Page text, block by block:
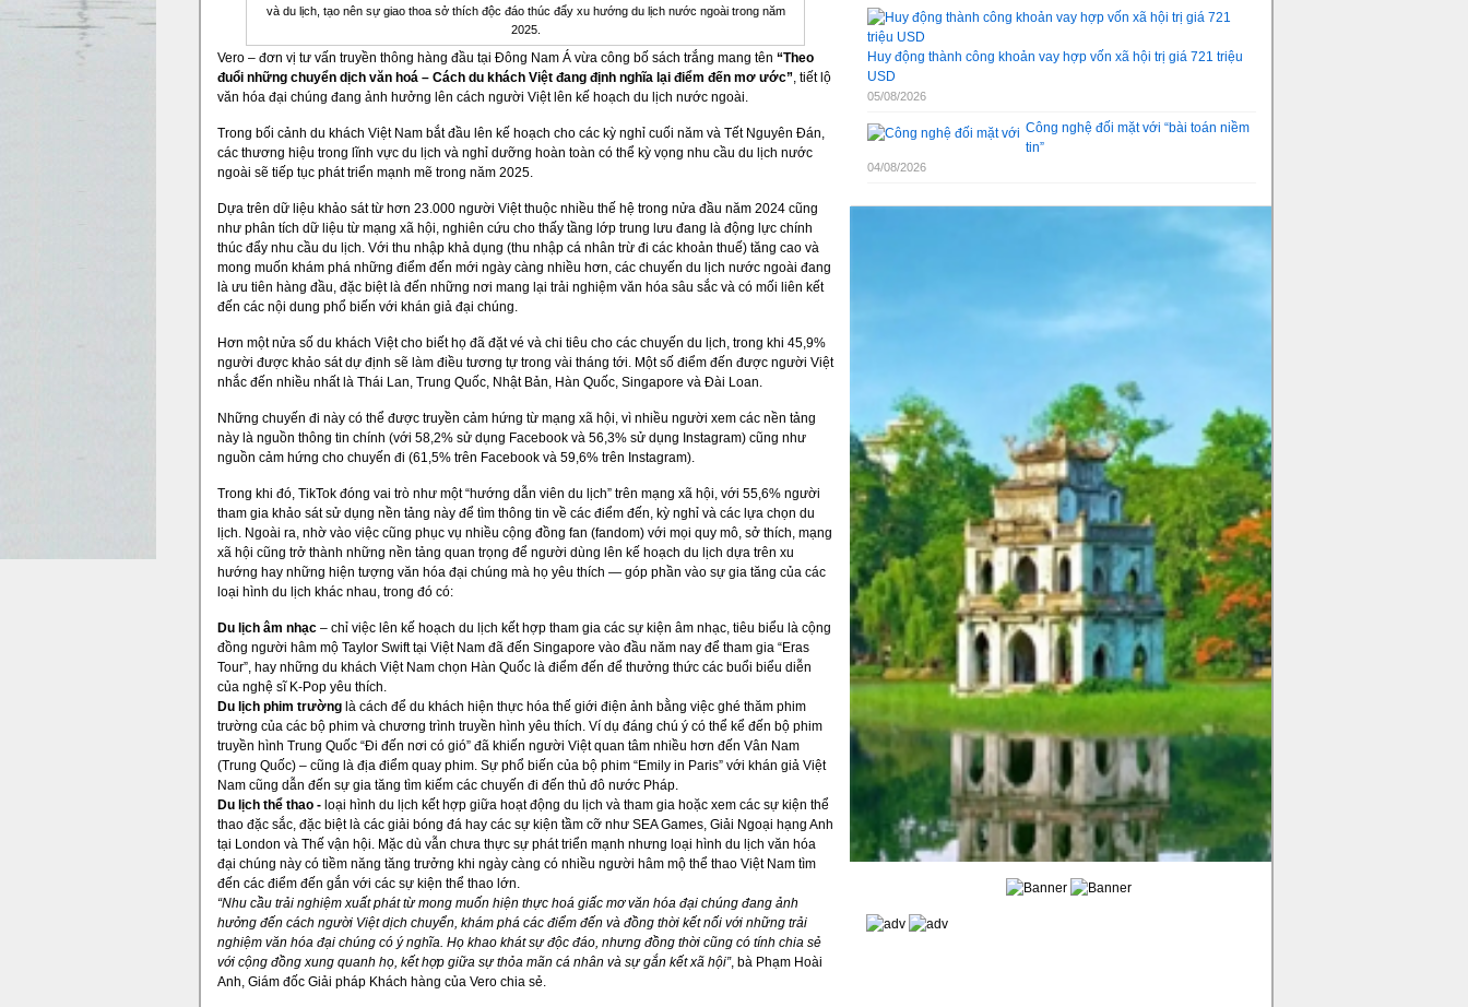
và du lịch, tạo nên sự giao thoa sở thích độc đáo thúc đẩy xu hướng du lịch nước ngoài trong năm
2025.
Vero – đơn vị tư vấn truyền thông hàng đầu tại Đông Nam Á vừa công bố sách trắng mang tên “Theo
đuổi những chuyển dịch văn hoá – Cách du khách Việt đang định nghĩa lại điểm đến mơ ước”, tiết lộ
văn hóa đại chúng đang ảnh hưởng lên cách người Việt lên kế hoạch du lịch nước ngoài.
Trong bối cảnh du khách Việt Nam bắt đầu lên kế hoạch cho các kỳ nghỉ cuối năm và Tết Nguyên Đán,
các thương hiệu trong lĩnh vực du lịch và nghỉ dưỡng hoàn toàn có thể kỳ vọng nhu cầu du lịch nước
ngoài sẽ tiếp tục phát triển mạnh mẽ trong năm 2025.
Dựa trên dữ liệu khảo sát từ hơn 23.000 người Việt thuộc nhiều thế hệ trong nửa đầu năm 2024 cũng
như phân tích dữ liệu từ mạng xã hội, nghiên cứu cho thấy tầng lớp trung lưu đang là động lực chính
thúc đẩy nhu cầu du lịch. Với thu nhập khả dụng (thu nhập cá nhân trừ đi các khoản thuế) tăng cao và
mong muốn khám phá những điểm đến mới ngày càng nhiều hơn, các chuyến du lịch nước ngoài đang
là ưu tiên hàng đầu, đặc biệt là đến những nơi mang lại trải nghiệm văn hóa sâu sắc và có mối liên kết
đến các nội dung phổ biến với khán giả đại chúng.
Hơn một nửa số du khách Việt cho biết họ đã đặt vé và chi tiêu cho các chuyến du lịch, trong khi 45,9%
người được khảo sát dự định sẽ làm điều tương tự trong vài tháng tới. Một số điểm đến được người Việt
nhắc đến nhiều nhất là Thái Lan, Trung Quốc, Nhật Bản, Hàn Quốc, Singapore và Đài Loan.
Những chuyến đi này có thể được truyền cảm hứng từ mạng xã hội, vì nhiều người xem các nền tảng
này là nguồn thông tin chính (với 58,2% sử dụng Facebook và 56,3% sử dụng Instagram) cũng như
nguồn cảm hứng cho chuyến đi (61,5% trên Facebook và 59,6% trên Instagram).
Trong khi đó, TikTok đóng vai trò như một “hướng dẫn viên du lịch” trên mạng xã hội, với 55,6% người
tham gia khảo sát sử dụng nền tảng này để tìm thông tin về các điểm đến, kỳ nghỉ và các lựa chọn du
lịch. Ngoài ra, nhờ vào việc cũng phục vụ nhiều cộng đồng fan (fandom) với mọi quy mô, sở thích, mạng
xã hội cũng trở thành những nền tảng quan trọng để người dùng lên kế hoạch du lịch dựa trên xu
hướng hay những hiện tượng văn hóa đại chúng mà họ yêu thích — góp phần vào sự gia tăng của các
loại hình du lịch khác nhau, trong đó có:
Du lịch âm nhạc – chỉ việc lên kế hoạch du lịch kết hợp tham gia các sự kiện âm nhạc, tiêu biểu là cộng
đồng người hâm mộ Taylor Swift tại Việt Nam đã đến Singapore vào đầu năm nay để tham gia “Eras
Tour”, hay những du khách Việt Nam chọn Hàn Quốc là điểm đến để thưởng thức các buổi biểu diễn
của nghệ sĩ K-Pop yêu thích.
Du lịch phim trường là cách để du khách hiện thực hóa thế giới điện ảnh bằng việc ghé thăm phim
trường của các bộ phim và chương trình truyền hình yêu thích. Ví dụ đáng chú ý có thể kể đến bộ phim
truyền hình Trung Quốc “Đi đến nơi có gió” đã khiến người Việt quan tâm nhiều hơn đến Vân Nam
(Trung Quốc) – cũng là địa điểm quay phim. Sự phổ biến của bộ phim “Emily in Paris” với khán giả Việt
Nam cũng dẫn đến sự gia tăng tìm kiếm các chuyến đi đến thủ đô nước Pháp.
Du lịch thể thao - loại hình du lịch kết hợp giữa hoạt động du lịch và tham gia hoặc xem các sự kiện thể
thao đặc sắc, đặc biệt là các giải bóng đá hay các sự kiện tầm cỡ như SEA Games, Giải Ngoại hạng Anh
tại London và Thế vận hội. Mặc dù vẫn chưa thực sự phát triển mạnh nhưng loại hình du lịch văn hóa
đại chúng này có tiềm năng tăng trưởng khi ngày càng có nhiều người hâm mộ thể thao Việt Nam tìm
đến các điểm đến gắn với các sự kiện thể thao lớn.
“Nhu cầu trải nghiệm xuất phát từ mong muốn hiện thực hoá giấc mơ văn hóa đại chúng đang ảnh
hưởng đến cách người Việt dịch chuyển, khám phá các điểm đến và đồng thời kết nối với những trải
nghiệm văn hóa đại chúng có ý nghĩa. Họ khao khát sựđộc đáo, nhưng đồng thời cũng có tính chia sẻ
với cộng đồng xung quanh họ, kết hợp giữa sự thỏa mãn cá nhân và sự gắn kết xã hội”, bà Phạm Hoài
Anh, Giám đốc Giải pháp Khách hàng của Vero chia sẻ.
Huy động thành công khoản vay hợp vốn xã hội trị giá 721 triệu
USD
05/08/2026
Công nghệ đối mặt với “bài toán niềm
tin”
04/08/2026